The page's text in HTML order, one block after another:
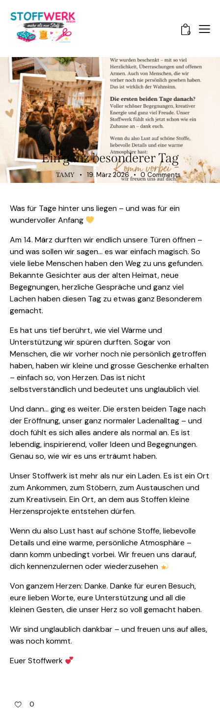
0
NEUES BEI STOFFWERK ARBON
Ein ganz besonderer Tag
TAMY 19. März 2026 0 Comments
Was für Tage hinter uns liegen – und was für ein
wundervoller Anfang
Am 14. März durften wir endlich unsere Türen öffnen –
und was sollen wir sagen… es war einfach magisch. So
viele liebe Menschen haben den Weg zu uns gefunden.
Bekannte Gesichter aus der alten Heimat, neue
Begegnungen, herzliche Gespräche und ganz viel
Lachen haben diesen Tag zu etwas ganz Besonderem
gemacht.
Es hat uns tief berührt, wie viel Wärme und
Unterstützung wir spüren durften. Sogar von
Menschen, die wir vorher noch nie persönlich getroffen
haben, haben wir kleine und grosse Geschenke erhalten
– einfach so, von Herzen. Das ist nicht
selbstverständlich und bedeutet uns unglaublich viel.
Und dann… ging es weiter. Die ersten beiden Tage nach
der Eröffnung, unser ganz normaler Ladenalltag – und
doch fühlt es sich alles andere als normal an. Es ist
lebendig, inspirierend, voller Ideen und Begegnungen.
Genau so, wie wir es uns erträumt haben.
Unser Stoffwerk ist mehr als nur ein Laden. Es ist ein Ort
zum Ankommen, zum Stöbern, zum Austauschen und
zum Kreativsein. Ein Ort, an dem aus Stoffen kleine
Herzensprojekte entstehen dürfen.
Wenn du also Lust hast auf schöne Stoffe, liebevolle
Details und eine warme, persönliche Atmosphäre –
dann komm unbedingt vorbei. Wir freuen uns darauf,
dich kennenzulernen oder wiederzusehen
Von ganzem Herzen: Danke. Danke für euren Besuch,
eure lieben Worte, eure Unterstützung und all die
kleinen Gesten, die unser Herz so voll gemacht haben.
Wir sind unglaublich dankbar – und freuen uns auf alles,
was noch kommt.
Euer Stoffwerk
0